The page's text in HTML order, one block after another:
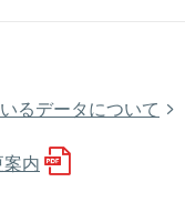
るデータについて
内